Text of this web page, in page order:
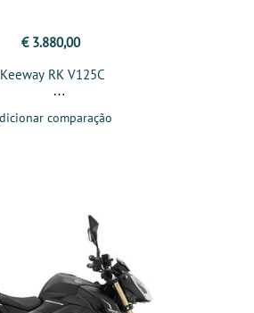
€ 3.880,00
Keeway RK V125C
comparação